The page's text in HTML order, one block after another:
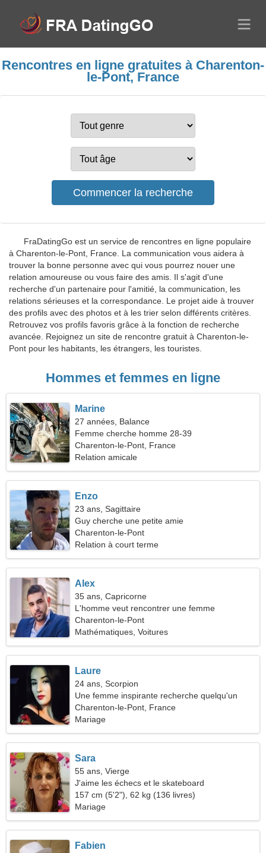
Rencontres en ligne gratuites à Charenton-
le-Pont, France
FraDatingGo est un service de rencontres en ligne populaire
à Charenton-le-Pont, France. La communication vous aidera à
trouver la bonne personne avec qui vous pourrez nouer une
relation amoureuse ou vous faire des amis. Il s'agit d'une
recherche d'un partenaire pour l'amitié, la communication, les
relations sérieuses et la correspondance. Le projet aide à trouver
des profils avec des photos et à les trier selon différents critères.
Retrouvez vos profils favoris grâce à la fonction de recherche
avancée. Rejoignez un site de rencontre gratuit à Charenton-le-
Pont pour les habitants, les étrangers, les touristes.
Hommes et femmes en ligne
Marine
27 années, Balance
Femme cherche homme 28-39
Charenton-le-Pont, France
Relation amicale
Enzo
23 ans, Sagittaire
Guy cherche une petite amie
Charenton-le-Pont
Relation à court terme
Alex
35 ans, Capricorne
L'homme veut rencontrer une femme
Charenton-le-Pont
Mathématiques, Voitures
Laure
24 ans, Scorpion
Une femme inspirante recherche quelqu'un
comme vous
Charenton-le-Pont, France
Mariage
Sara
55 ans, Vierge
J'aime les échecs et le skateboard
157 cm (5'2"), 62 kg (136 livres)
Mariage
Fabien